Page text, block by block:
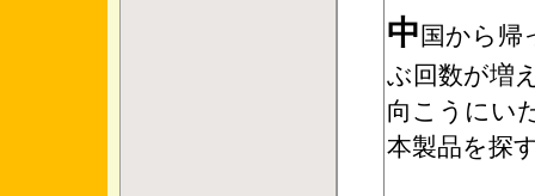
中国から帰
ぶ回数が増
向こうにい
本製品を探